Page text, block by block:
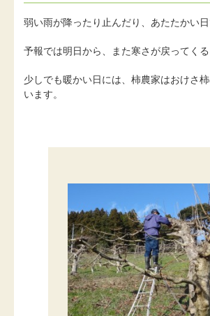
弱い雨が降ったり止んだり、あたたかい日
予報では明日から、また寒さが戻ってく
少しでも暖かい日には、柿農家はおけさ
います。